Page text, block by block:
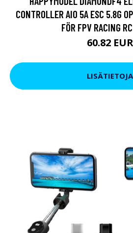
CONTROLLER AIO 5A ESC 5.8G
FÖR FPV RACING
60.82 EUR
LISÄTIETOJA